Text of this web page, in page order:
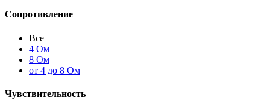
Сопротивление
Все
4 Ом
8 Ом
от 4 до 8 Ом
Чувствительность